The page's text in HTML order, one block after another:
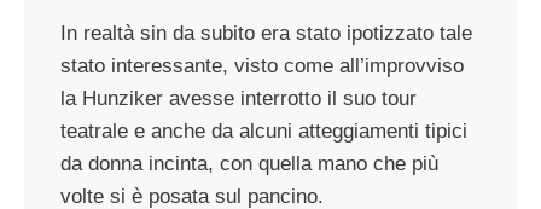
In realtà sin da subito era stato ipotizzato tale
stato interessante, visto come all’improvviso
la Hunziker avesse interrotto il suo tour
teatrale e anche da alcuni atteggiamenti tipici
da donna incinta, con quella mano che più
volte si è posata sul pancino.